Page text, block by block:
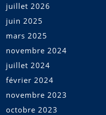
juillet 2026
juin 2025
mars 2025
novembre 2024
juillet 2024
février 2024
novembre 2023
octobre 2023